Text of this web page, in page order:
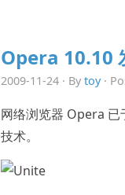
Opera 10.10
2009-11-24 · By toy·
网络浏览器 Opera 已
技术。